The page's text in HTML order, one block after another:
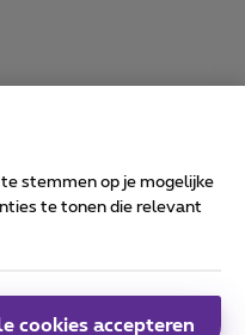
stemmen op je mogelijke
te tonen die relevant
cookies accepteren